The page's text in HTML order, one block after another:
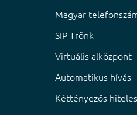
Magyar
SIP Trönk
Virtuális alközpont
Automatikus hívás
Kéttényezős